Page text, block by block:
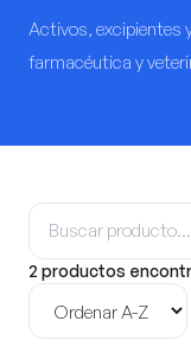
Activos, excipientes
farmacéutica y
Buscar
producto
2 productos
Ordenar